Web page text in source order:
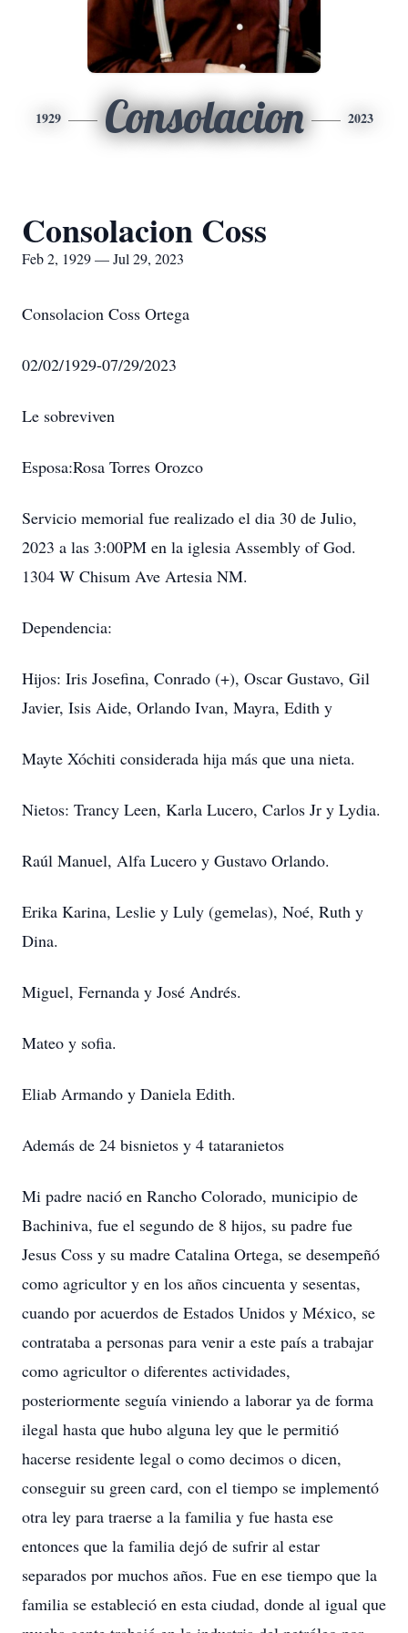
1929 Consolacion 2023
Consolacion Coss
Feb 2, 1929 — Jul 29, 2023
Consolacion Coss Ortega
02/02/1929-07/29/2023
Le sobreviven
Esposa:Rosa Torres Orozco
Servicio memorial fue realizado el dia 30 de Julio,
2023 a las 3:00PM en la iglesia Assembly of God.
1304 W Chisum Ave Artesia NM.
Dependencia:
Hijos: Iris Josefina, Conrado (+), Oscar Gustavo, Gil
Javier, Isis Aide, Orlando Ivan, Mayra, Edith y
Mayte Xóchiti considerada hija más que una nieta.
Nietos: Trancy Leen, Karla Lucero, Carlos Jr y Lydia.
Raúl Manuel, Alfa Lucero y Gustavo Orlando.
Erika Karina, Leslie y Luly (gemelas), Noé, Ruth y
Dina.
Miguel, Fernanda y José Andrés.
Mateo y sofia.
Eliab Armando y Daniela Edith.
Además de 24 bisnietos y 4 tataranietos
Mi padre nació en Rancho Colorado, municipio de
Bachiniva, fue el segundo de 8 hijos, su padre fue
Jesus Coss y su madre Catalina Ortega, se desempeñó
como agricultor y en los años cincuenta y sesentas,
cuando por acuerdos de Estados Unidos y México, se
contrataba a personas para venir a este país a trabajar
como agricultor o diferentes actividades,
posteriormente seguía viniendo a laborar ya de forma
ilegal hasta que hubo alguna ley que le permitió
hacerse residente legal o como decimos o dicen,
conseguir su green card, con el tiempo se implementó
otra ley para traerse a la familia y fue hasta ese
entonces que la familia dejó de sufrir al estar
separados por muchos años. Fue en ese tiempo que la
familia se estableció en esta ciudad, donde al igual que